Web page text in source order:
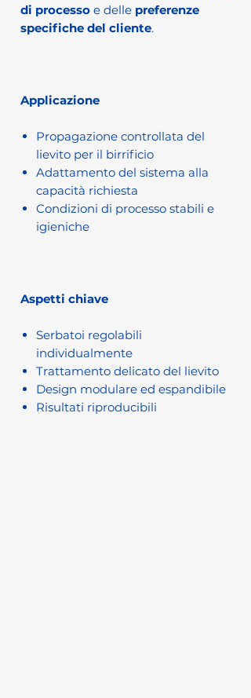
di processo e delle preferenze
specifiche del cliente.
Applicazione
Propagazione controllata del
lievito per il birrificio
Adattamento del sistema alla
capacità richiesta
Condizioni di processo stabili e
igieniche
Aspetti chiave
Serbatoi regolabili
individualmente
Trattamento delicato del lievito
Design modulare ed espandibile
Risultati riproducibili